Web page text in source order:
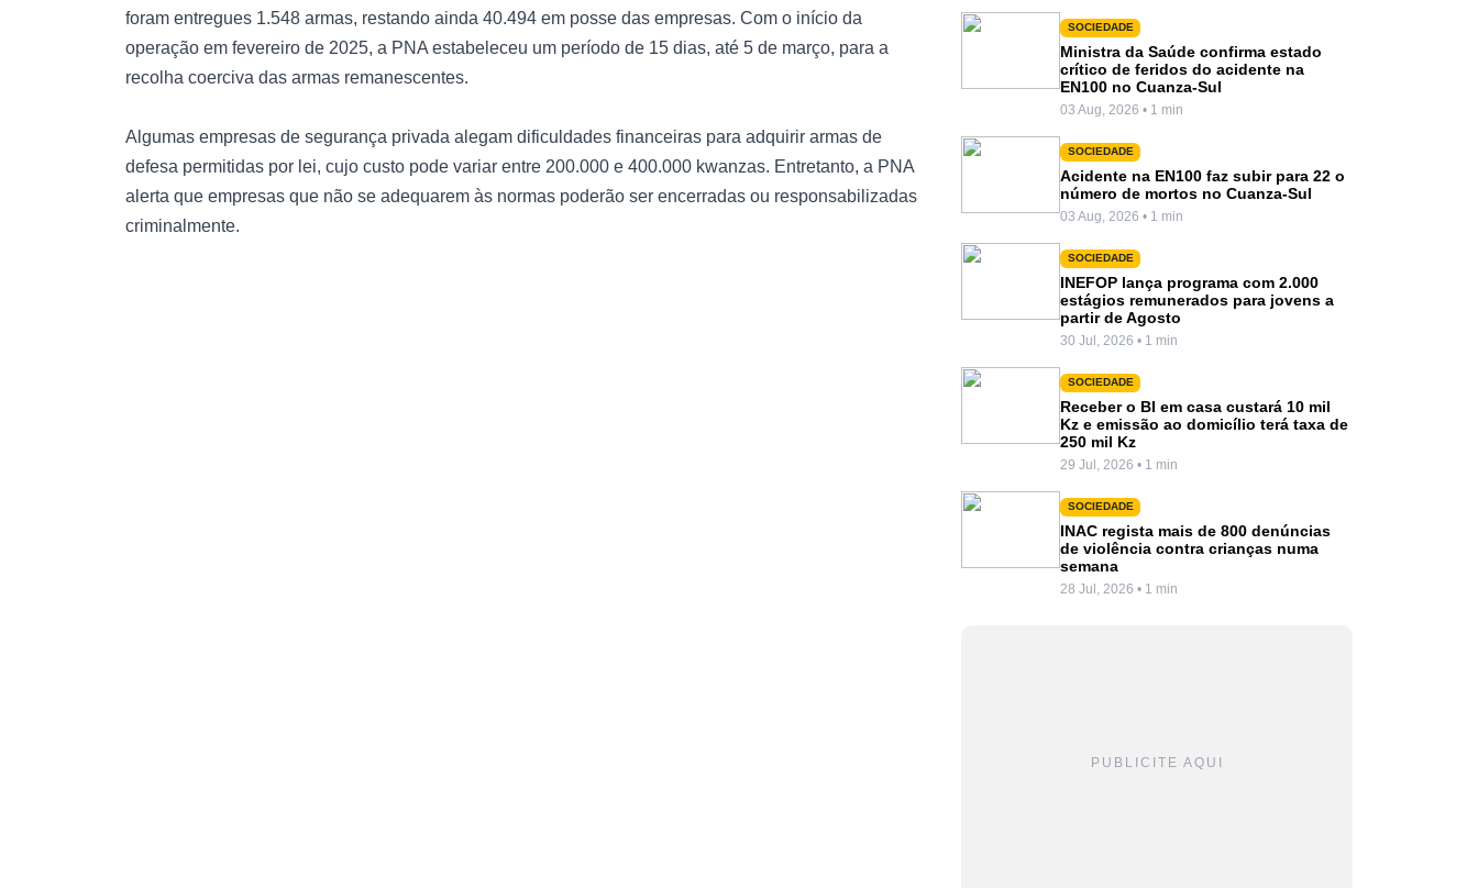
foram entregues 1.548 armas, restando ainda 40.494 em posse das empresas. Com o início da
operação em fevereiro de 2025, a PNA estabeleceu um período de 15 dias, até 5 de março, para a
recolha coerciva das armas remanescentes.
Algumas empresas de segurança privada alegam dificuldades financeiras para adquirir armas de
defesa permitidas por lei, cujo custo pode variar entre 200.000 e 400.000 kwanzas. Entretanto, a PNA
alerta que empresas que não se adequarem às normas poderão ser encerradas ou responsabilizadas
criminalmente.
SOCIEDADE
Ministra da Saúde confirma estado
crítico de feridos do acidente na
EN100 no Cuanza-Sul
03 Aug, 2026 • 1 min
SOCIEDADE
Acidente na EN100 faz subir para 22 o
número de mortos no Cuanza-Sul
03 Aug, 2026 • 1 min
SOCIEDADE
INEFOP lança programa com 2.000
estágios remunerados para jovens a
partir de Agosto
30 Jul, 2026 • 1 min
SOCIEDADE
Receber o BI em casa custará 10 mil
Kz e emissão ao domicílio terá taxa de
250 mil Kz
29 Jul, 2026 • 1 min
SOCIEDADE
INAC regista mais de 800 denúncias
de violência contra crianças numa
semana
28 Jul, 2026 • 1 min
PUBLICITE AQUI